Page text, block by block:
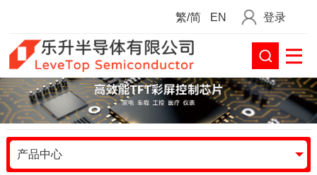
繁/简 EN 登录
产品中心